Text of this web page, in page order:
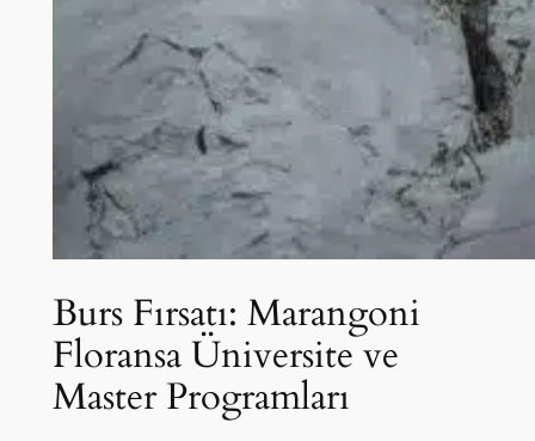
Burs Fırsatı: Marangoni
Floransa Üniversite ve
Master Programları